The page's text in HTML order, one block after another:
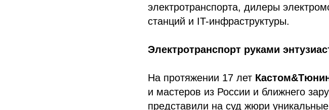
электротранспорта, дилеры
станций и IT-инфраструктуры.
Электротранспорт руками
На протяжении 17 лет
и мастеров из России и ближнего
представили на суд жюри